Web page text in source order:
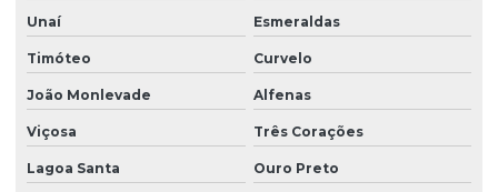
Unaí Esmeraldas
Timóteo Curvelo
João Monlevade Alfenas
Viçosa Três Corações
Lagoa Santa Ouro Preto